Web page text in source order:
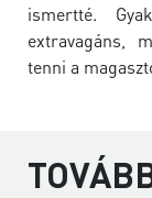
ismertté.
extravagáns,
tenni a